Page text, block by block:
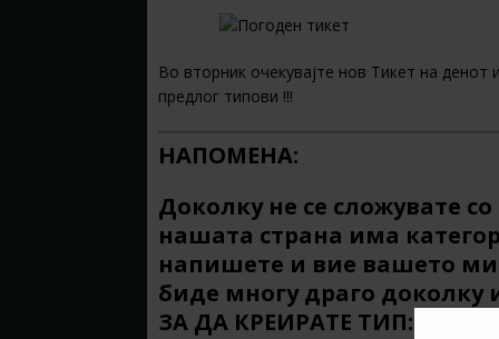
Во вторник очекувајте нов Тикет на
предлог типови !!!
НАПОМЕНА:
Доколку не се сложувате
нашата страна има
напишете и вие вашето
биде многу драго
ЗА ДА КРЕИРАТЕ ТИП: